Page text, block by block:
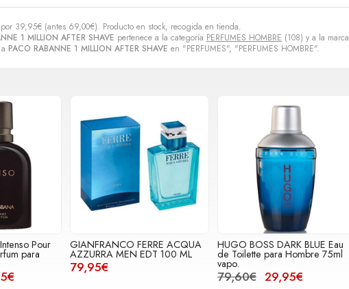
39,95€ (antes 69,00€). Producto en stock, recogida en tienda.
1 MILLION AFTER SHAVE pertenece a la categoría PERFUMES HOMBRE (108) y a la marca
PACO RABANNE 1 MILLION AFTER SHAVE en "PERFUMES", "PERFUMES HOMBRE".
Pour
para
GIANFRANCO FERRE ACQUA
AZZURRA MEN EDT 100 ML
79,95€
HUGO BOSS DARK BLUE Eau
de Toilette para Hombre 75ml
vapo.
79,60€ 29,95€